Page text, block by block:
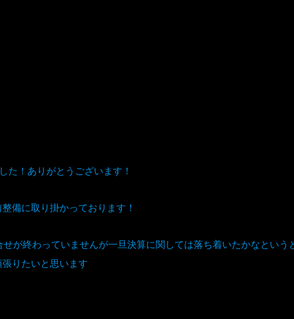
た！ありがとうございます！
備に取り掛かっております！
が終わっていませんが一旦決算に関しては落ち着いたかなという
りたいと思います